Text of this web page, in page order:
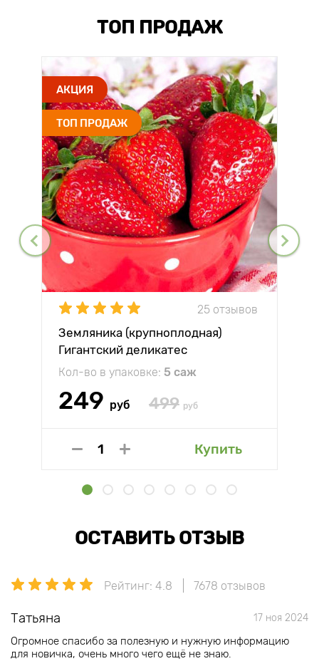
ТОП ПРОДАЖ
АКЦИЯ
ТОП ПРОДАЖ
25 отзывов
Земляника (крупноплодная)
Гигантский деликатес
Кол-во в упаковке: 5 саж
249 руб 499 руб
Купить
ОСТАВИТЬ ОТЗЫВ
Рейтинг: 4.8 7678 отзывов
Татьяна 17 ноя 2024
Огромное спасибо за полезную и нужную информацию
для новичка, очень много чего ещё не знаю.